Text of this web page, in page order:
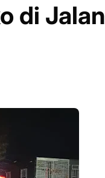
di Jalan